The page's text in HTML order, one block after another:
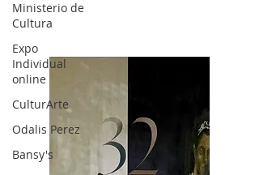
Ministerio de
Cultura
Expo
Individual
online
CulturArte
Odalis Perez
Bansy's